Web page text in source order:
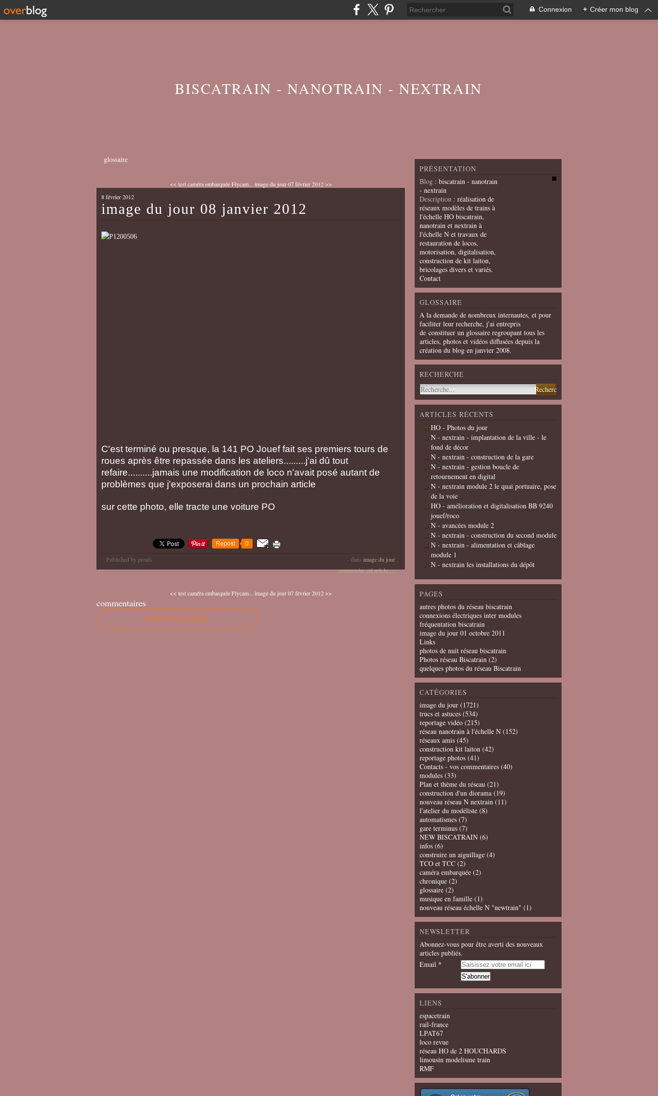
Connexion + Créer mon blog
BISCATRAIN - NANOTRAIN - NEXTRAIN
glossaire
<< test caméra embarquée Flycam... image du jour 07 février 2012 >>
8 février 2012
image du jour 08 janvier 2012
C'est terminé ou presque, la 141 PO Jouef fait ses premiers tours de
roues après être repassée dans les ateliers.........j'ai dû tout
refaire..........jamais une modification de loco n'avait posé autant de
problèmes que j'exposerai dans un prochain article
sur cette photo, elle tracte une voiture PO
Repost 0
Published by piouls - dans image du jour
commenter cet article…
<< test caméra embarquée Flycam... image du jour 07 février 2012 >>
commentaires
Ajouter un commentaire
PRÉSENTATION
Blog : biscatrain - nanotrain
- nextrain
Description : réalisation de
réseaux modèles de trains à
l'échelle HO biscatrain,
nanotrain et nextrain à
l'échelle N et travaux de
restauration de locos,
motorisation, digitalisation,
construction de kit laiton,
bricolages divers et variés.
Contact
GLOSSAIRE
A la demande de nombreux internautes, et pour
faciliter leur recherche, j'ai entrepris
de constituer un glossaire regroupant tous les
articles, photos et vidéos diffusées depuis la
création du blog en janvier 2008.
RECHERCHE
ARTICLES RÉCENTS
HO - Photos du jour
N - nextrain - implantation de la ville - le
fond de décor
N - nextrain - construction de la gare
N - nextrain - gestion boucle de
retournement en digital
N - nextrain module 2 le quai portuaire, pose
de la voie
HO - amélioration et digitalisation BB 9240
jouef/roco
N - avancées module 2
N - nextrain - construction du second module
N - nextrain - alimentation et câblage
module 1
N - nextrain les installations du dépôt
PAGES
autres photos du réseau biscatrain
connexions électriques inter modules
fréquentation biscatrain
image du jour 01 octobre 2011
Links
photos de nuit réseau biscatrain
Photos réseau Biscatrain (2)
quelques photos du réseau Biscatrain
CATÉGORIES
image du jour (1721)
trucs et astuces (534)
reportage vidéo (215)
réseau nanotrain à l'échelle N (152)
réseaux amis (45)
construction kit laiton (42)
reportage photos (41)
Contacts - vos commentaires (40)
modules (33)
Plan et thème du réseau (21)
construction d'un diorama (19)
nouveau réseau N nextrain (11)
l'atelier du modéliste (8)
automatismes (7)
gare terminus (7)
NEW BISCATRAIN (6)
infos (6)
construire un aiguillage (4)
TCO et TCC (2)
caméra embarquée (2)
chronique (2)
glossaire (2)
musique en famille (1)
nouveau réseau échelle N "newtrain" (1)
NEWSLETTER
Abonnez-vous pour être averti des nouveaux
articles publiés.
Email
LIENS
espacetrain
rail-france
LPAT67
loco revue
réseau HO de 2 HOUCHARDS
limousin modelisme train
RMF